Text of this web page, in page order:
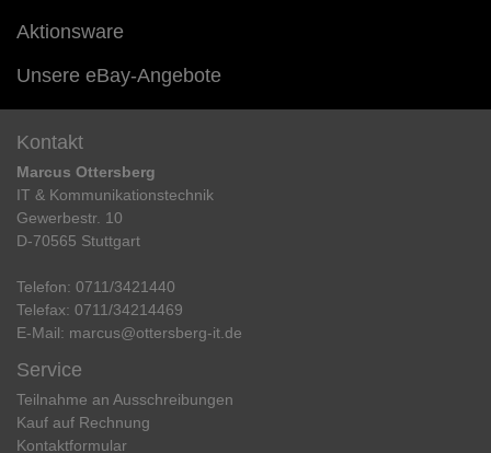
Aktionsware
Unsere eBay-Angebote
Kontakt
Marcus Ottersberg
IT & Kommunikationstechnik
Gewerbestr. 10
D-70565 Stuttgart
Telefon: 0711/3421440
Telefax: 0711/34214469
E-Mail: marcus@ottersberg-it.de
Service
Teilnahme an Ausschreibungen
Kauf auf Rechnung
Kontaktformular